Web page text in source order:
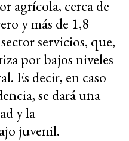
agrícola, cerca de
y más de 1,8
servicios, que,
por bajos niveles
Es decir, en caso
se dará una
y la
juvenil.